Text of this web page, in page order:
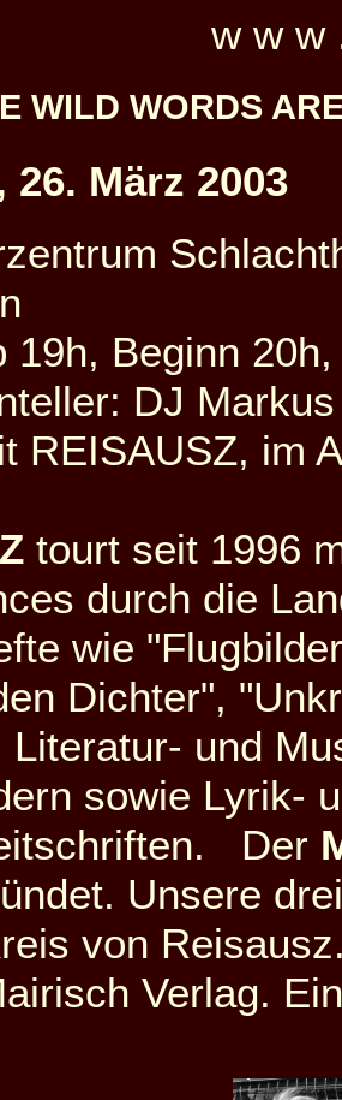
w w
WILD WORDS
März 2003
19h, Beginn
DJ
REISAUSZ, im
tourt seit 1996
durch die
wie
Dichter",
Literatur- und
sowie Lyrik-
Der
Unsere
von
Verlag.